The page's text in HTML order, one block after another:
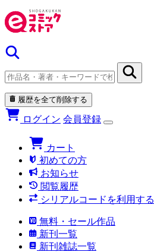
履歴を全て削除する
ログイン 会員登録
カート
初めての方
お知らせ
閲覧履歴
シリアルコードを利用する
無料・セール作品
新刊一覧
新刊雑誌一覧